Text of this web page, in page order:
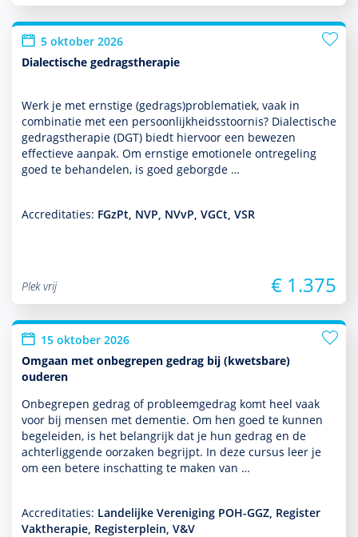
5 oktober 2026
Dialectische gedragstherapie
Werk je met ernstige (gedrags)proble­ma­tiek, vaak in
combinatie met een per­soon­lijk­heids­stoor­nis? Dialectische
gedrags­thera­pie (DGT) biedt hiervoor een bewezen
effectieve aanpak. Om ernstige emotionele ontregeling
goed te behan­delen, is goed geborgde …
Accreditaties: FGzPt, NVP, NVvP, VGCt, VSR
Plek vrij € 1.375
15 oktober 2026
Omgaan met onbegrepen gedrag bij (kwetsbare)
ouderen
Onbegrepen gedrag of probleemgedrag komt heel vaak
voor bij mensen met dementie. Om hen goed te kunnen
bege­leiden, is het belang­rijk dat je hun gedrag en de
achterliggende oorzaken begrijpt. In deze cursus leer je
om een betere inschatting te maken van …
Accreditaties: Landelijke Vereniging POH-GGZ, Register
Vaktherapie, Registerplein, V&V